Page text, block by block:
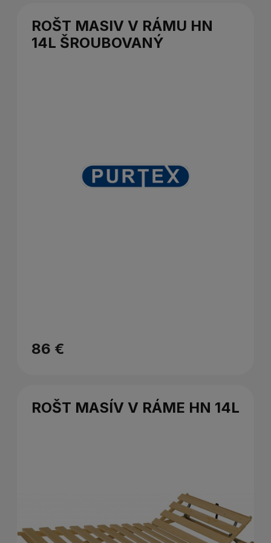
ROŠT MASIV V RÁMU HN
14L ŠROUBOVANÝ
86 €
ROŠT MASÍV V RÁME HN 14L